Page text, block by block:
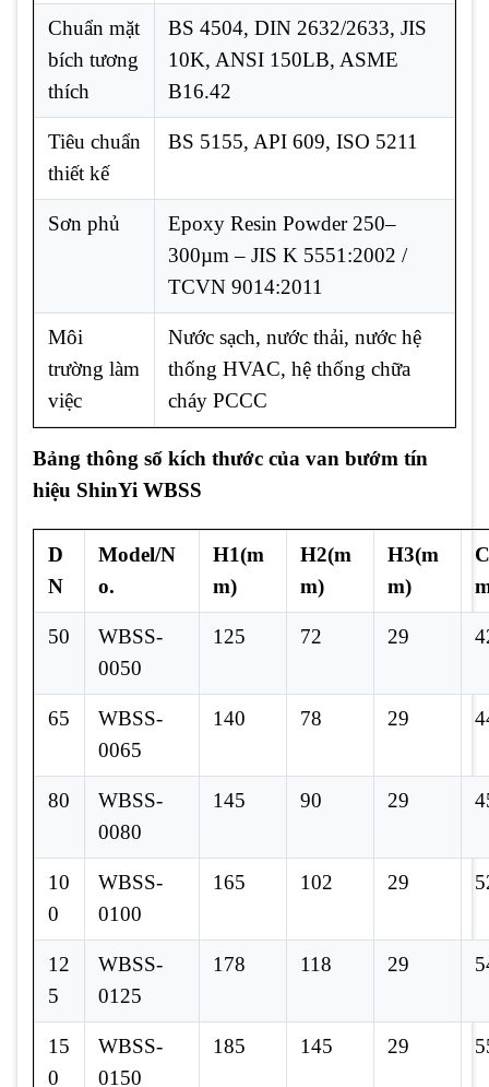
Chuẩn mặt
bích tương
thích
BS 4504, DIN 2632/2633, JIS
10K, ANSI 150LB, ASME
B16.42
Tiêu chuẩn
thiết kế
BS 5155, API 609, ISO 5211
Sơn phủ
Epoxy Resin Powder 250–
300µm – JIS K 5551:2002 /
TCVN 9014:2011
Môi
trường làm
việc
Nước sạch, nước thải, nước hệ
thống HVAC, hệ thống chữa
cháy PCCC
Bảng thông số kích thước của van bướm tín
hiệu ShinYi WBSS
D
N
Model/N
o.
H1(m
m)
H2(m
m)
H3(m
m)
50
WBSS-
0050
125 72 29
65
WBSS-
0065
140 78 29
80
WBSS-
0080
145 90 29
10
0
WBSS-
0100
165 102 29
12
5
WBSS-
0125
178 118 29
15
0
WBSS-
0150
185 145 29